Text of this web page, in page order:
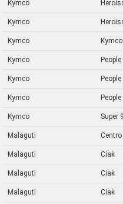
Kymco
Kymco
Kymco Kymco
Kymco People
Kymco People
Kymco People
Kymco Super
Malaguti
Malaguti Ciak
Malaguti Ciak
Malaguti Ciak